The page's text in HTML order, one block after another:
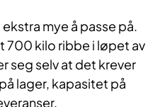
mye å passe på.
700 kilo ribbe i løpet av
seg selv at det krever
lager, kapasitet på